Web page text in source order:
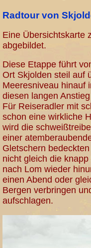
Radtour von
Eine Übersichtskarte
abgebildet.
Diese Etappe führt
Ort Skjolden steil auf
Meeresniveau hinauf
diesen langen
Für Reiseradler mit
schon eine wirkliche
wird die
einer
Gletschern
nicht gleich die
nach Lom wieder
einen Abend oder
Bergen verbringen
aufschlagen.